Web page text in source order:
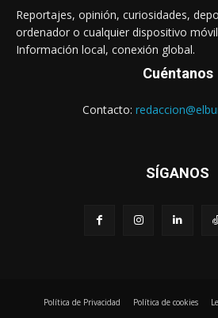
Reportajes, opinión, curiosidades,
ordenador o cualquier dispositivo
Información local, conexión global.
Cuéntanos
Contacto:
SÍGANOS
Política de Privacidad Política de cookies